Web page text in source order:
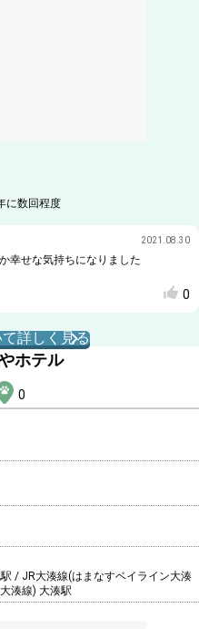
に数回程度
2021.08.30
幸せな気持ちになりました
0
詳しく見る
ホテル
0
/ JR大湊線(はまなすベイライン大湊
湊線) 大湊駅